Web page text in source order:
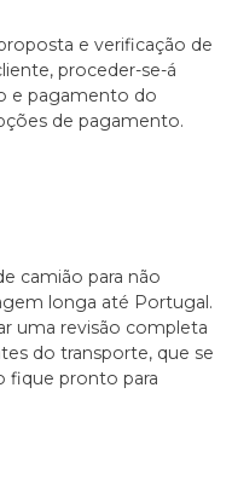
e verificação de
proceder-se-á
e pagamento do
de pagamento.
camião para não
longa até Portugal.
uma revisão completa
do transporte, que se
fique pronto para